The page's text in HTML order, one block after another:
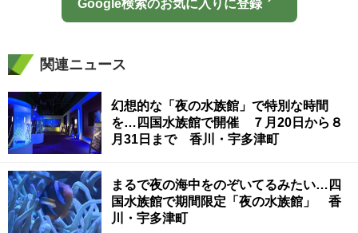
Google検索のお気に入りに登録
関連ニュース
幻想的な「夜の水族館」で特別な時間
を…四国水族館で開催 ７月20日から８
月31日まで 香川・宇多津町
まるで夜の海中をのぞいてるみたい…四
国水族館で期間限定「夜の水族館」 香
川・宇多津町